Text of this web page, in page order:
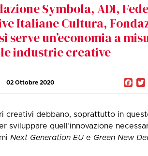
Symbola, ADI,
Italiane Cultura,
serve un’economia a
industrie creative
02 Ottobre 2020
creativi debbano, soprattutto in
sviluppare quell’innovazione
Next Generation EU e Green New